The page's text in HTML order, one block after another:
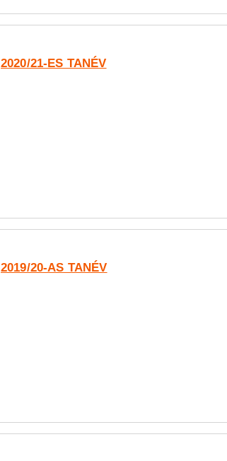
2020/21-ES TANÉV
2019/20-AS TANÉV